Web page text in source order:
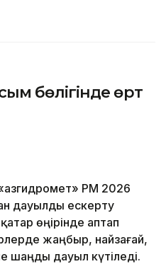
бөлігінде өрт
РМҚ 2026
дауылды ескерту
өңірінде аптап
жаңбыр, найзағай,
шаңды дауыл күтіледі.